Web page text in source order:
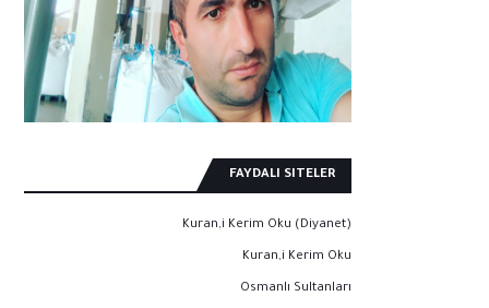
FAYDALI SITELER
Kuran,i Kerim Oku (Diyanet)
Kuran,i Kerim Oku
Osmanlı Sultanları